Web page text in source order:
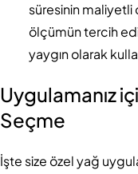
süresinin
ölçümün tercih
yaygın olarak
Uygulamanız
Seçme
İşte size özel yağ